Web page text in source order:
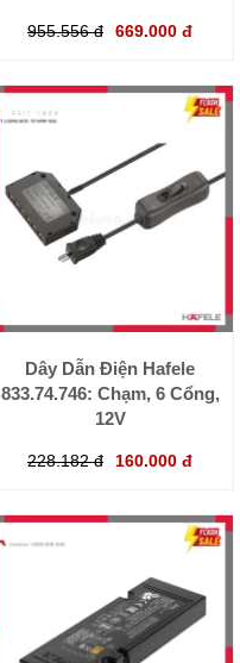
955.556 đ 669.000 đ
Dây Dẫn Điện Hafele
833.74.746: Chạm, 6 Cổng,
12V
228.182 đ 160.000 đ